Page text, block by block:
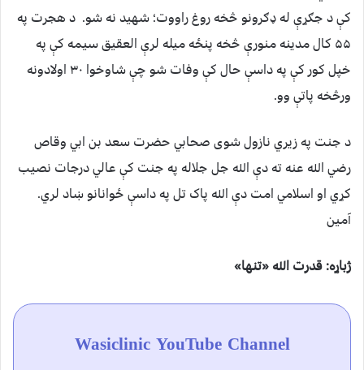
کې د جګړې له ډګرونو څخه روغ راووت؛ شهید نه شو. د هجرت په
۵۵ کال مدینه منورې څخه پنځه میله لرې العقیق سیمه کې په
خپل کور کې په داسې حال کې وفات شو چې شاوخوا ۳۰ اولادونه
ورڅخه پاتې وو.
د جنت په زیري نازول شوی صحابي حضرت سعد بن ابي وقاص
رضي الله عنه ته دې الله جل جلاله په جنت کې عالي درجات نصیب
کړي او اسلامي امت دې الله پاک تل په داسې ځوانانو ښاد لري.
آمین
ژباړه: قدرت الله «تنها»
Wasiclinic YouTube Channel